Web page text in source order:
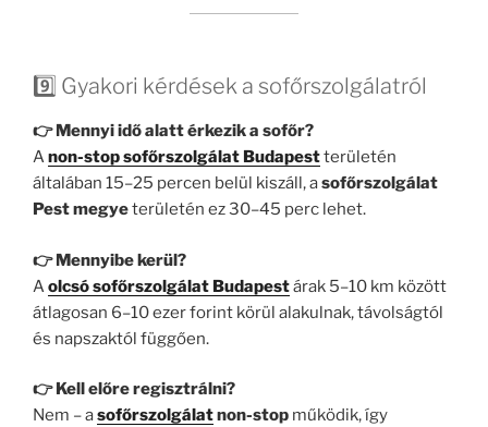
9️⃣ Gyakori kérdések a sofőrszolgálatról
👉 Mennyi idő alatt érkezik a sofőr?
Anon-stop sofőrszolgálat Budapestterületén
általában 15–25 percen belül kiszáll, asofőrszolgálat
Pest megyeterületén ez 30–45 perc lehet.
👉 Mennyibe kerül?
Aolcsó sofőrszolgálat Budapestárak 5–10 km között
átlagosan 6–10 ezer forint körül alakulnak, távolságtól
és napszaktól függően.
👉 Kell előre regisztrálni?
Nem – asofőrszolgálatnon-stop működik, így